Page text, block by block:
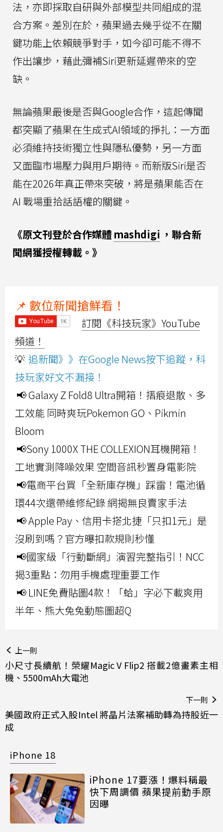
法，亦即採取自研與外部模型共同組成的混
合方案。差別在於，蘋果過去幾乎從不在關
鍵功能上依賴競爭對手，如今卻可能不得不
作出讓步，藉此彌補Siri更新延遲帶來的空
缺。
無論蘋果最後是否與Google合作，這起傳聞
都突顯了蘋果在生成式AI領域的掙扎：一方面
必須維持技術獨立性與隱私優勢，另一方面
又面臨市場壓力與用戶期待。而新版Siri是否
能在2026年真正帶來突破，將是蘋果能否在
AI 戰場重拾話語權的關鍵。
《原文刊登於合作媒體 mashdigi ，聯合新
聞網獲授權轉載。》
📌 數位新聞搶鮮看！
訂閱《科技玩家》YouTube
頻道！
💡 追新聞》》在Google News按下追蹤，科
技玩家好文不漏接！
📢 Galaxy Z Fold8 Ultra開箱！摺痕退散、多
工效能 同時爽玩Pokemon GO、Pikmin
Bloom
📢Sony 1000X THE COLLEXION耳機開箱！
工地實測降噪效果 空間音訊秒置身電影院
📢電商平台買「全新庫存機」踩雷！電池循
環44次還帶維修紀錄 網揭無良賣家手法
📢 Apple Pay、信用卡搭北捷「只扣1元」是
沒刷到嗎？官方曝扣款規則秒懂
📢國家級「行動斷網」演習完整指引！NCC
揭3重點：勿用手機處理重要工作
📢 LINE免費貼圖4款！「蛤」字必下載爽用
半年、熊大兔兔動態圖超Q
上一則
小尺寸長續航！榮耀Magic V Flip2 搭載2億畫素主相
機、5500mAh大電池
下一則
美國政府正式入股Intel 將晶片法案補助轉為持股近一
成
iPhone 18
iPhone 17要漲！爆料稱最
快下周調價 蘋果提前動手原
因曝